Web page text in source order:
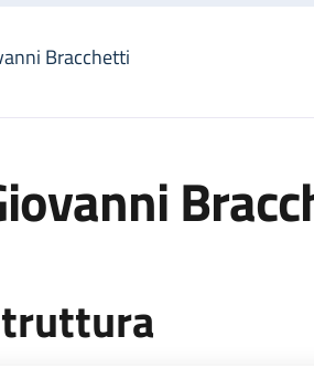
Bracchetti